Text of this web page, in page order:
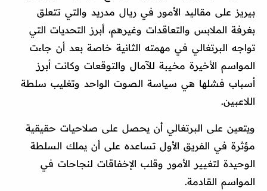
بيريز على مقاليد الأمور في ريال مدريد والتي تتعلق
بغرفة الملابس والتعاقدات وغيرهم، أبرز التحديات التي
تواجه البرتغالي في مهمته الثانية خاصة بعد أن جاءت
المواسم الأخيرة مخيبة للآمال والتوقعات وكانت أبرز
أسباب فشلها هي سياسة الصوت الواحد وتغليب سلطة
اللاعبين.
ويتعين على البرتغالي أن يحصل على صلاحيات حقيقية
مؤثرة في الفريق الأول تساعده على أن يملك السلطة
الوحيدة لتغيير الأمور وقلب الإخفاقات لنجاحات في
المواسم القادمة.